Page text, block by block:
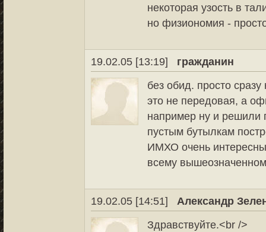
некоторая узость в
но физиономия -
19.02.05 [13:19]
гражданин
без обид. просто
это не передовая, а
например ну и решили
пустым бутылкам
ИМХО очень
всему
19.02.05 [14:51]
Александр
Здравствуйте.<br />